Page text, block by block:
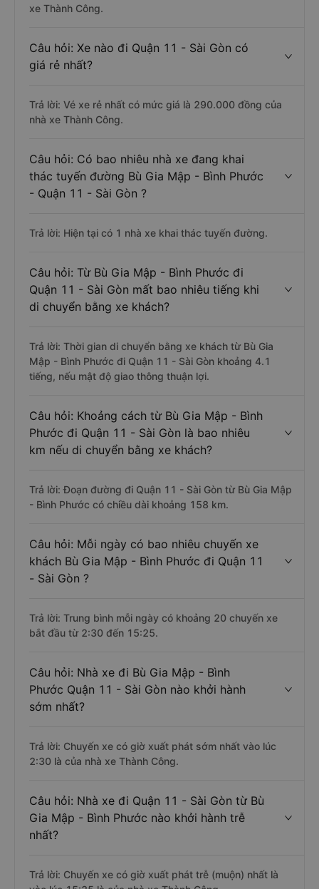
xe Thành Công.
Câu hỏi: Xe nào đi Quận 11 - Sài Gòn có
giá rẻ nhất?
Trả lời: Vé xe rẻ nhất có mức giá là 290.000 đồng của
nhà xe Thành Công.
Câu hỏi: Có bao nhiêu nhà xe đang khai
thác tuyến đường Bù Gia Mập - Bình Phước
- Quận 11 - Sài Gòn ?
Trả lời: Hiện tại có 1 nhà xe khai thác tuyến đường.
Câu hỏi: Từ Bù Gia Mập - Bình Phước đi
Quận 11 - Sài Gòn mất bao nhiêu tiếng khi
di chuyển bằng xe khách?
Trả lời: Thời gian di chuyển bằng xe khách từ Bù Gia
Mập - Bình Phước đi Quận 11 - Sài Gòn khoảng 4.1
tiếng, nếu mật độ giao thông thuận lợi.
Câu hỏi: Khoảng cách từ Bù Gia Mập - Bình
Phước đi Quận 11 - Sài Gòn là bao nhiêu
km nếu di chuyển bằng xe khách?
Trả lời: Đoạn đường đi Quận 11 - Sài Gòn từ Bù Gia Mập
- Bình Phước có chiều dài khoảng 158 km.
Câu hỏi: Mỗi ngày có bao nhiêu chuyến xe
khách Bù Gia Mập - Bình Phước đi Quận 11
- Sài Gòn ?
Trả lời: Trung bình mỗi ngày có khoảng 20 chuyến xe
bắt đầu từ 2:30 đến 15:25.
Câu hỏi: Nhà xe đi Bù Gia Mập - Bình
Phước Quận 11 - Sài Gòn nào khởi hành
sớm nhất?
Trả lời: Chuyến xe có giờ xuất phát sớm nhất vào lúc
2:30 là của nhà xe Thành Công.
Câu hỏi: Nhà xe đi Quận 11 - Sài Gòn từ Bù
Gia Mập - Bình Phước nào khởi hành trễ
nhất?
Trả lời: Chuyến xe có giờ xuất phát trễ (muộn) nhất là